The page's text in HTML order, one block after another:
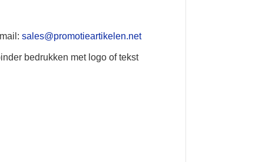
mail:sales@promotieartikelen.net
bedrukken met logo of tekst